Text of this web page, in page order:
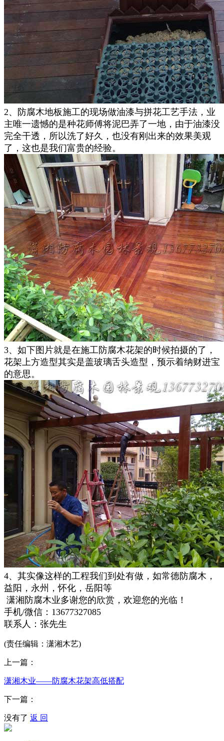
2、防腐木地板施工的现场做油漆与拼花工艺手法，业
主唯一遗憾的是种花师傅将泥巴弄了一地，由于油漆没
完全干透，所以洗了好久，也没有刚出来的效果美观
了，这也是我们富贵的经验。
3、如下图片就是在施工防腐木花架的时候拍摄的了，
花架上方造型其实是盖玻璃舌头造型，预示着纳财进宝
的意思。
4、其实像这样的工程我们到处有做，如常德防腐木，
益阳，永州，怀化，岳阳等
潇湘防腐木业多谢您的欣赏，欢迎您的光临！
手机/微信：13677327085
联系人：张先生
(责任编辑：潇湘木艺)
上一篇：
潇湘木业——防腐木花架高低搭配
下一篇：
没有了 返 回